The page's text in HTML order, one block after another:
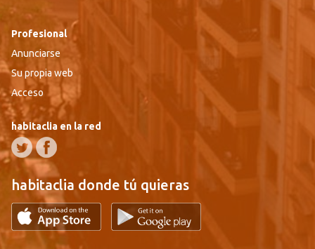
Profesional
Anunciarse
Su propia web
Acceso
habitaclia en la red
habitaclia donde tú quieras